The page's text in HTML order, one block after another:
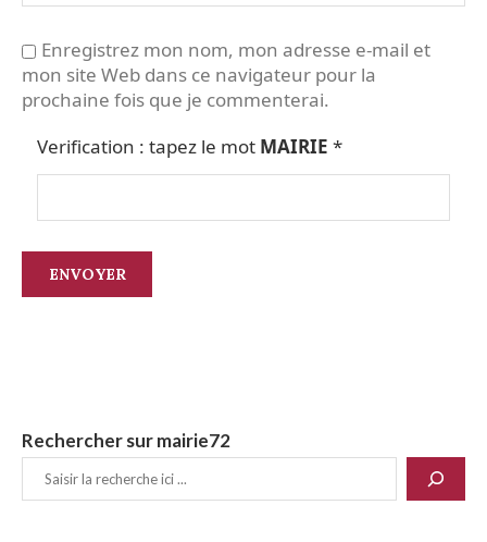
Enregistrez mon nom, mon adresse e-mail et
mon site Web dans ce navigateur pour la
prochaine fois que je commenterai.
Verification : tapez le mot MAIRIE *
Rechercher sur mairie72